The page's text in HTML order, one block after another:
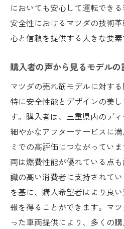
においても安心して運転でき
安全性におけるマツダの技術
心と信頼を提供する大きな要素
購入者の声から見るモデルの
マツダの売れ筋モデルに対する
特に安全性能とデザインの美
す。購入者は、三重県内のディ
細やかなアフターサービスに
ミでの高評価につながってい
両は燃費性能が優れている点
識の高い消費者に支持されて
を基に、購入希望者はより良
報を得ることができます。マ
った車両提供により、多くの